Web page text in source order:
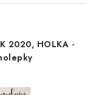
2020, HOLKA -